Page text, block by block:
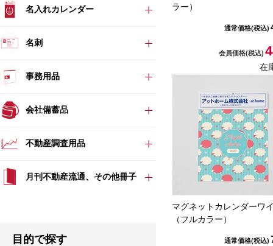
名入れカレンダー
名刺
事務用品
会社備蓄品
不動産調査用品
月刊不動産流通、その他冊子
目的で探す
ラー）
通常価格(税込)
会員価格(税込)
在
マグネットカレンダーワ
（フルカラー）
通常価格(税込)